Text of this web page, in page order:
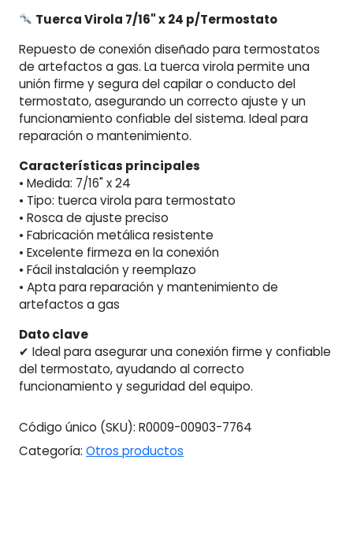
Tuerca Virola 7/16" x 24 p/Termostato
Repuesto de conexión diseñado para termostatos
de artefactos a gas. La tuerca virola permite una
unión firme y segura del capilar o conducto del
termostato, asegurando un correcto ajuste y un
funcionamiento confiable del sistema. Ideal para
reparación o mantenimiento.
Características principales
• Medida: 7/16" x 24
• Tipo: tuerca virola para termostato
• Rosca de ajuste preciso
• Fabricación metálica resistente
• Excelente firmeza en la conexión
• Fácil instalación y reemplazo
• Apta para reparación y mantenimiento de
artefactos a gas
Dato clave
✔ Ideal para asegurar una conexión firme y confiable
del termostato, ayudando al correcto
funcionamiento y seguridad del equipo.
Código único (SKU): R0009-00903-7764
Categoría: Otros productos